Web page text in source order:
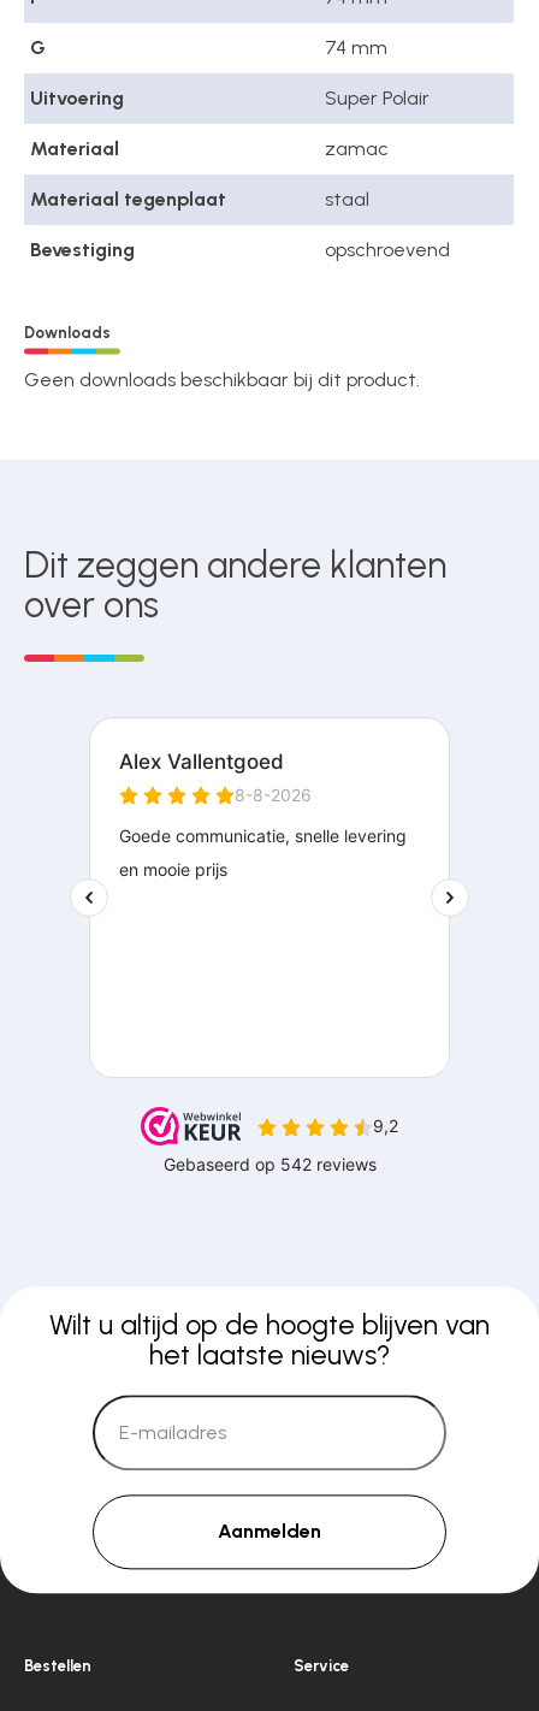
G 74 mm
Uitvoering Super Polair
Materiaal zamac
Materiaal tegenplaat staal
Bevestiging opschroevend
Downloads
Geen downloads beschikbaar bij dit product.
Dit zeggen andere klanten
over ons
Wilt u altijd op de hoogte blijven van
het laatste nieuws?
Aanmelden
Bestellen Service